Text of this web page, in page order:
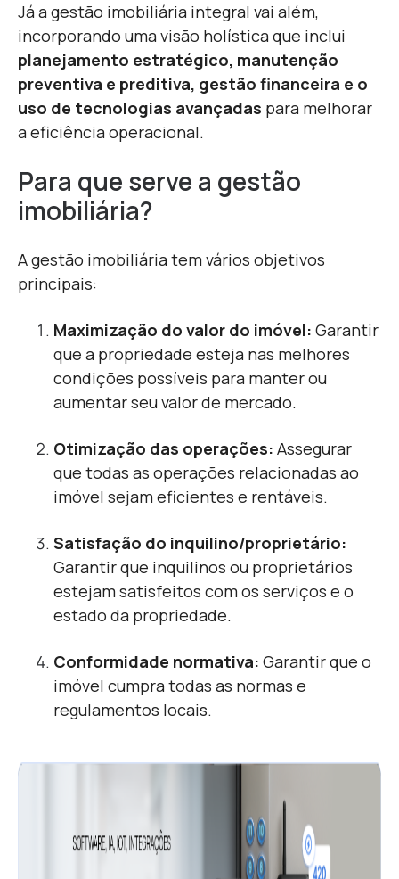
Já a gestão imobiliária integral vai além,
incorporando uma visão holística que inclui
planejamento estratégico, manutenção
preventiva e preditiva, gestão financeira e o
uso de tecnologias avançadas para melhorar
a eficiência operacional.
Para que serve a gestão
imobiliária?
A gestão imobiliária tem vários objetivos
principais:
Maximização do valor do imóvel: Garantir
que a propriedade esteja nas melhores
condições possíveis para manter ou
aumentar seu valor de mercado.
Otimização das operações: Assegurar
que todas as operações relacionadas ao
imóvel sejam eficientes e rentáveis.
Satisfação do inquilino/proprietário:
Garantir que inquilinos ou proprietários
estejam satisfeitos com os serviços e o
estado da propriedade.
Conformidade normativa: Garantir que o
imóvel cumpra todas as normas e
regulamentos locais.